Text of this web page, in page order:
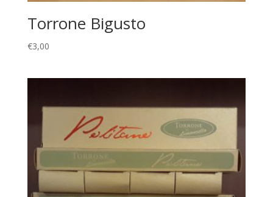
Torrone Bigusto
€3,00